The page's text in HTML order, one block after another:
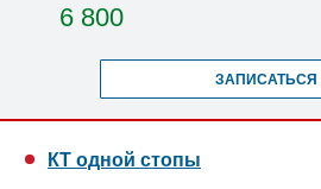
6 800
ЗАПИСАТЬСЯ
КТ одной стопы